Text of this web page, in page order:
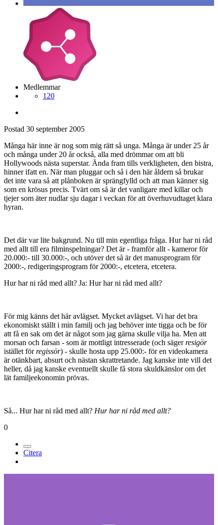
Medlemmar
120
Postad 30 september 2005
Många här inne är nog som mig rätt så unga. Många är under 25 år
och många under 20 år också, alla med drömmar om att bli
Hollywoods nästa superstar. Ända fram tills verkligheten, den bistra,
hinner ifatt en. När man pluggar och så i den här åldern så brukar
det inte vara så att plånboken är sprängfylld och att man känner sig
som en krösus precis. Tvärt om så är det vanligare med killar och
tjejer som äter nudlar sju dagar i veckan för att överhuvudtaget klara
hyran.
Det där var lite bakgrund. Nu till min egentliga fråga. Hur har ni råd
med allt till era filminspelningar? Det är - framför allt - kameror för
20.000:- till 30.000:-, och utöver det så är det manusprogram för
2000:-, redigeringsprogram för 2000:-, etcetera, etcetera.
Hur har ni råd med allt? Ja: Hur har ni råd med allt?
För mig känns det här avlägset. Mycket avlägset. Vi har det bra
ekonomiskt ställt i min familj och jag behöver inte tigga och be för
att få en sak om det är något som jag gärna skulle vilja ha. Men att
morsan och farsan - som är mottligt intresserade (och sägerresigör
istället förregissör) - skulle hosta upp 25.000:- för en videokamera
är otänkbart, absurt och nästan skrattretande. Jag kanske inte vill det
heller, då jag kanske eventuellt skulle få stora skuldkänslor om det
lät familjeekonomin prövas.
Så... Hur har ni råd med allt? Hur har ni råd med allt?
0
Citera